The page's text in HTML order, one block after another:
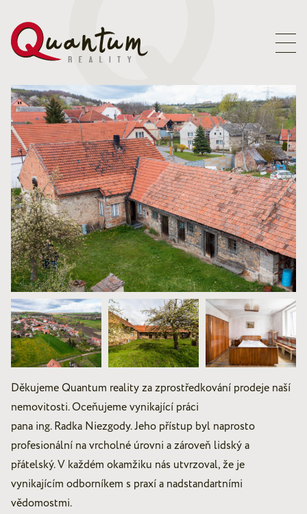
Děkujeme Quantum reality za zprostředkování prodeje naší
nemovitosti. Oceňujeme vynikající práci
pana ing. Radka Niezgody. Jeho přístup byl naprosto
profesionální na vrcholné úrovni a zároveň lidský a
přátelský. V každém okamžiku nás utvrzoval, že je
vynikajícím odborníkem s praxí a nadstandartními
vědomostmi.